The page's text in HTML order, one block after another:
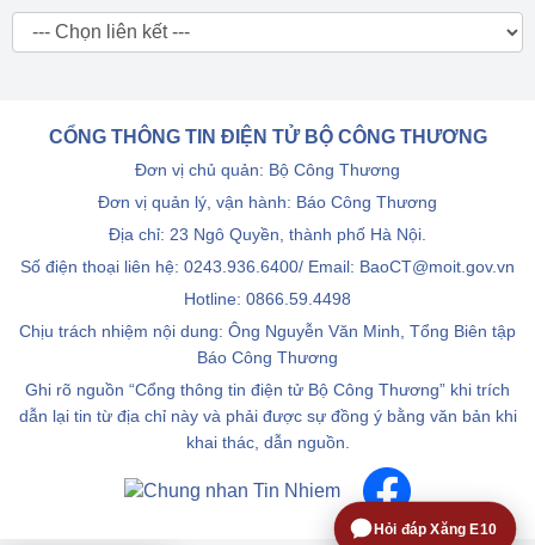
CỔNG THÔNG TIN ĐIỆN TỬ BỘ CÔNG THƯƠNG
Đơn vị chủ quản: Bộ Công Thương
Đơn vị quản lý, vận hành: Báo Công Thương
Địa chỉ: 23 Ngô Quyền, thành phố Hà Nội.
Số điện thoại liên hệ: 0243.936.6400/ Email: BaoCT@moit.gov.vn
Hotline: 0866.59.4498
Chịu trách nhiệm nội dung: Ông Nguyễn Văn Minh, Tổng Biên tập
Báo Công Thương
Ghi rõ nguồn “Cổng thông tin điện tử Bộ Công Thương” khi trích
dẫn lại tin từ địa chỉ này và phải được sự đồng ý bằng văn bản khi
khai thác, dẫn nguồn.
Hỏi đáp Xăng E10